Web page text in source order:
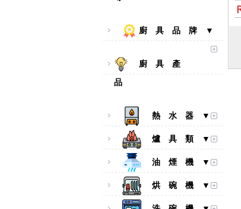
廚 具 品 牌 ▼
廚 具 產
品
熱 水 器 ▼
爐 具 類 ▼
油 煙 機 ▼
烘 碗 機 ▼